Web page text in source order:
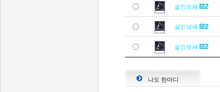
설인보패
설인보패
설인보패
나도 한마디